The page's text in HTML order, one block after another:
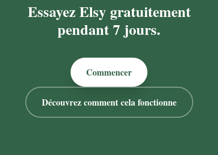
Essayez Elsy gratuitement
pendant 7 jours.
Commencer
Découvrez comment cela fonctionne